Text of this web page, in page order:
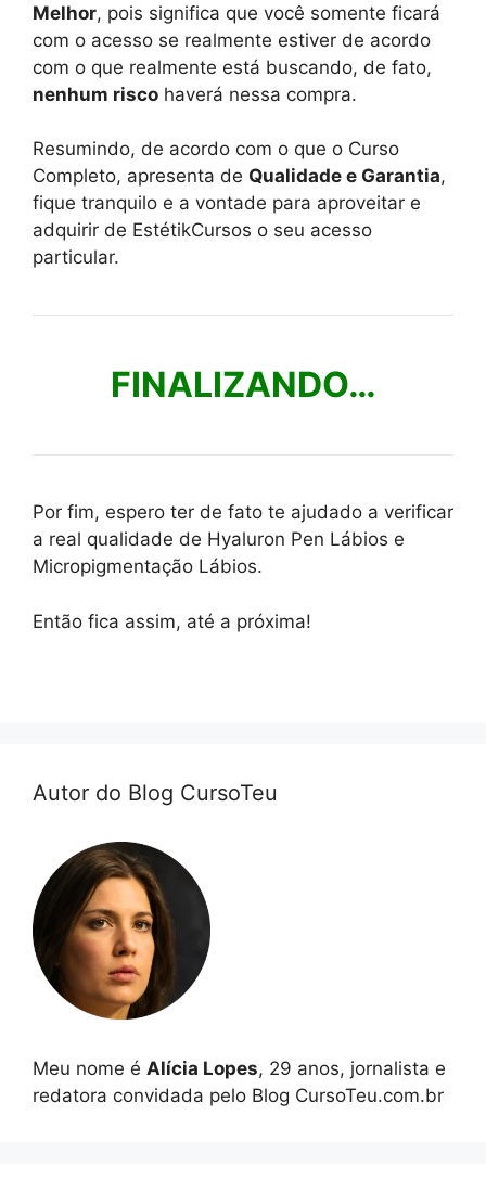
Melhor, pois significa que você somente ficará
com o acesso se realmente estiver de acordo
com o que realmente está buscando, de fato,
nenhum risco haverá nessa compra.
Resumindo, de acordo com o que o Curso
Completo, apresenta de Qualidade e Garantia,
fique tranquilo e a vontade para aproveitar e
adquirir de EstétikCursos o seu acesso
particular.
FINALIZANDO…
Por fim, espero ter de fato te ajudado a verificar
a real qualidade de Hyaluron Pen Lábios e
Micropigmentação Lábios.
Então fica assim, até a próxima!
Autor do Blog CursoTeu
Meu nome é Alícia Lopes, 29 anos, jornalista e
redatora convidada pelo Blog CursoTeu.com.br